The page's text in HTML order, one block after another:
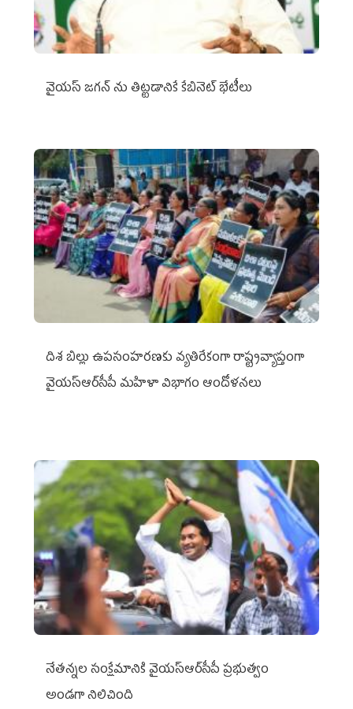
వైయ‌స్ జగన్‌ ను తిట్టడానికే కేబినెట్‌ భేటీలు
దిశ బిల్లు ఉపసంహరణకు వ్యతిరేకంగా రాష్ట్రవ్యాప్తంగా
వైయ‌స్ఆర్‌సీపీ మహిళా విభాగం ఆందోళనలు
నేతన్నల సంక్షేమానికి వైయ‌స్ఆర్‌సీపీ ప్రభుత్వం
అండగా నిలిచింది